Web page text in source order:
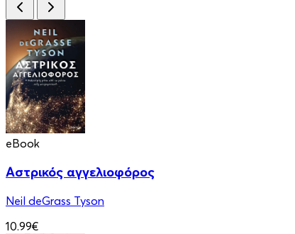
eBook
Αστρικός αγγελιοφόρος
Neil deGrass Tyson
10.99€